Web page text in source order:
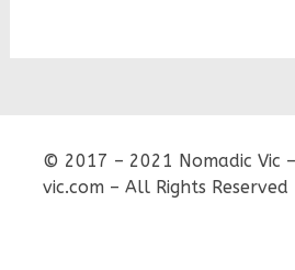
© 2017 – 2021 Nomadic Vic
vic.com – All Rights Reserved